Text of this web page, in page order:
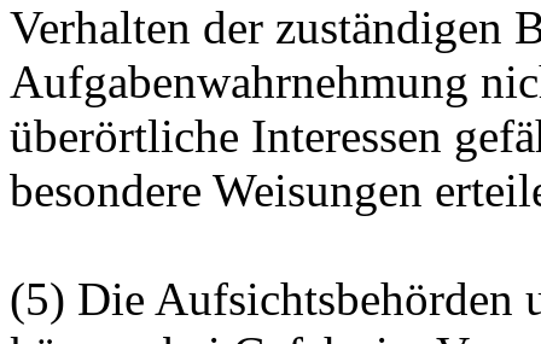
Verhalten der zuständigen
Aufgabenwahrnehmung
überörtliche Interessen
besondere Weisungen
(5) Die Aufsichtsbehörden